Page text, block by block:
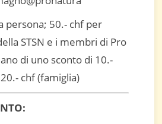
persona; 50.- chf per
STSN e i membri di Pro
di uno sconto di 10.-
chf (famiglia)